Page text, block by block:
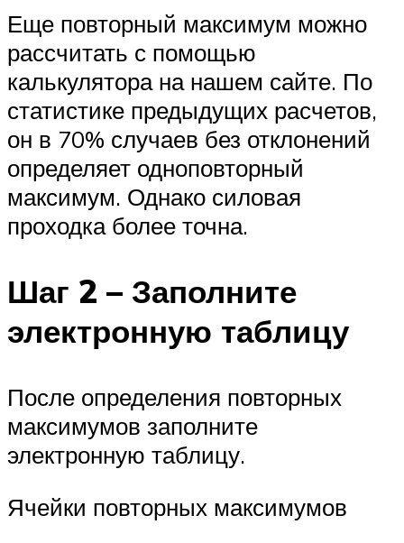
Еще повторный максимум можно
рассчитать с помощью
калькулятора на нашем сайте. По
статистике предыдущих расчетов,
он в 70% случаев без отклонений
определяет одноповторный
максимум. Однако силовая
проходка более точна.
Шаг 2 – Заполните
электронную таблицу
После определения повторных
максимумов заполните
электронную таблицу.
Ячейки повторных максимумов